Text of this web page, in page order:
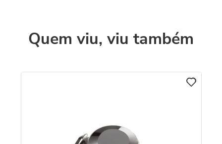
Quem viu, viu também